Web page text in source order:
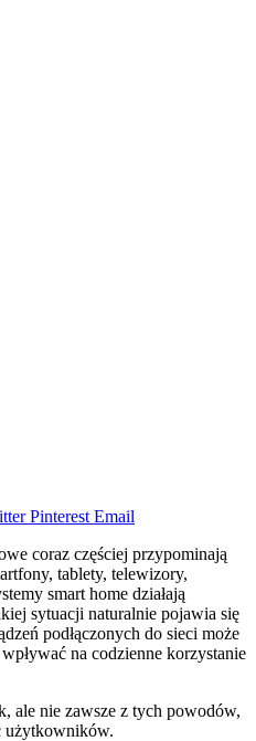
Pinterest Email
coraz częściej przypominają
tablety, telewizory,
smart home działają
sytuacji naturalnie pojawia się
podłączonych do sieci może
na codzienne korzystanie
ale nie zawsze z tych powodów,
użytkowników.